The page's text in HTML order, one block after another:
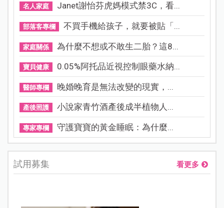
名人家庭 Janet謝怡芬虎媽模式禁3C，看...
部落客專欄 不買手機給孩子，就要被貼「...
家庭關係 為什麼不想或不敢生二胎？這8...
寶貝健康 0.05%阿托品近視控制眼藥水納...
醫師專欄 晚婚晚育是無法改變的現實，...
產後照護 小說家青竹酒產後成半植物人...
專家專欄 守護寶寶的黃金睡眠：為什麼...
試用募集 看更多